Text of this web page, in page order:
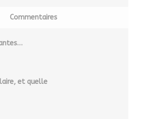
Commentaires
et quelle